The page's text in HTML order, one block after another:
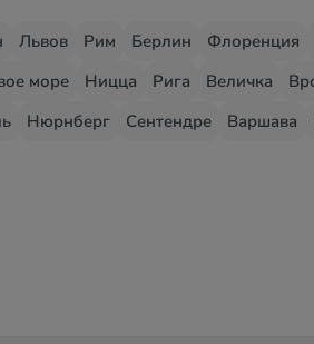
Львов Рим Берлин Флоренция
море Ницца Рига Величка
Нюрнберг Сентендре Варшава